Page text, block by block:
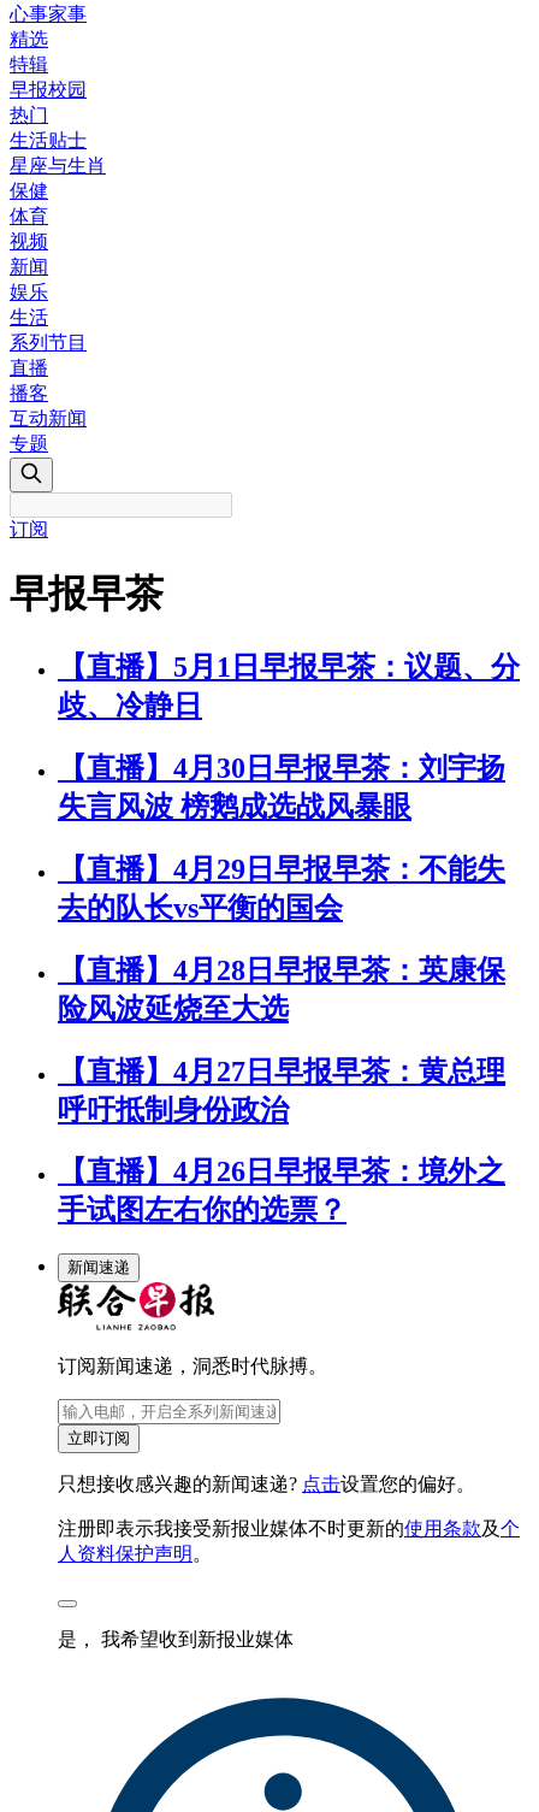
心事家事
精选
特辑
早报校园
热门
生活贴士
星座与生肖
保健
体育
视频
新闻
娱乐
生活
系列节目
直播
播客
互动新闻
专题
订阅
早报早茶
【直播】5月1日早报早茶：议题、分
歧、冷静日
【直播】4月30日早报早茶：刘宇扬
失言风波 榜鹅成选战风暴眼
【直播】4月29日早报早茶：不能失
去的队长vs平衡的国会
【直播】4月28日早报早茶：英康保
险风波延烧至大选
【直播】4月27日早报早茶：黄总理
呼吁抵制身份政治
【直播】4月26日早报早茶：境外之
手试图左右你的选票？
新闻速递
订阅新闻速递，洞悉时代脉搏。
立即订阅
只想接收感兴趣的新闻速递? 点击设置您的偏好。
注册即表示我接受新报业媒体不时更新的使用条款及个
人资料保护声明 。
是， 我希望收到新报业媒体